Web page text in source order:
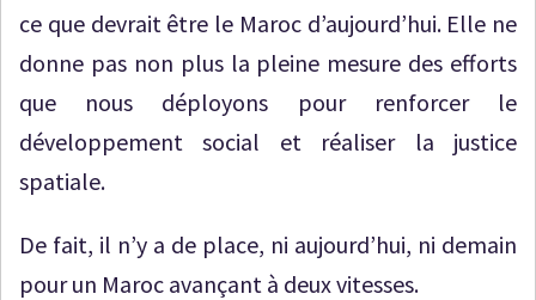
ce que devrait être le Maroc d’aujourd’hui. Elle ne
donne pas non plus la pleine mesure des efforts
que nous déployons pour renforcer le
développement social et réaliser la justice
spatiale.
De fait, il n’y a de place, ni aujourd’hui, ni demain
pour un Maroc avançant à deux vitesses.